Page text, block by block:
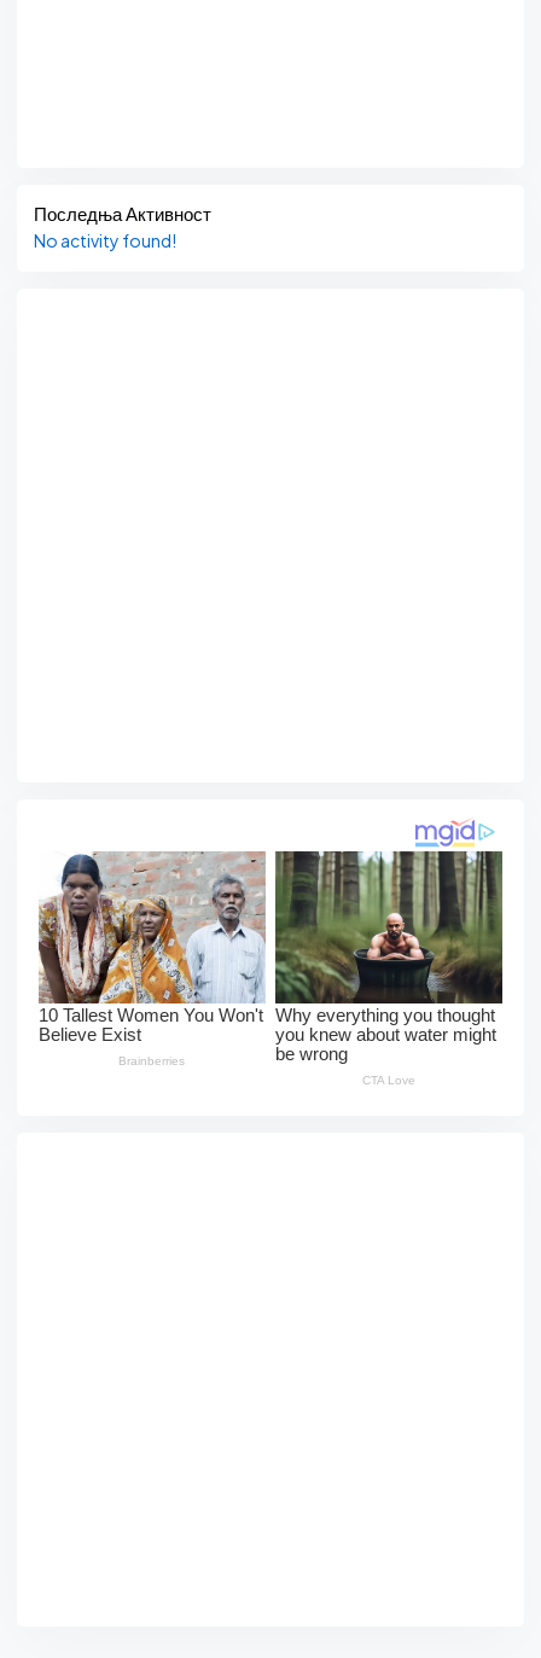
Последња Активност
No activity found!